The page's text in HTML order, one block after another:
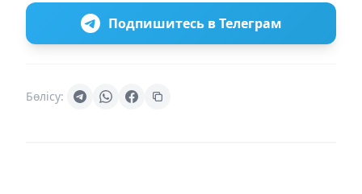
Подпишитесь в Телеграм
Бөлісу: